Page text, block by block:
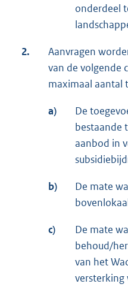
onderdeel
2.
Aanvragen
van de volgende
maximaal aantal
a)
De
bestaande
aanbod in
b)
De mate
c)
De mate
behoud/
van het
versterking